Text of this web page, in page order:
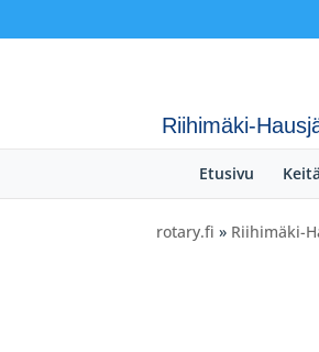
Riihimäki-
Etusivu
rotary.fi » Riihimäki-